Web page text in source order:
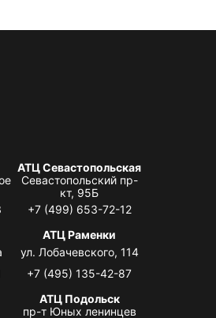
АТЦ Севастопольская
Севастопольский пр-
кт, 95Б
+7 (499) 653-72-12
АТЦ Раменки
ул. Лобачевского, 114
+7 (495) 135-42-87
АТЦ Подольск
пр-т Юных ленинцев